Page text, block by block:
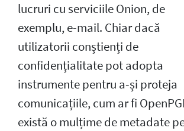
lucruri cu serviciile Onion, de
exemplu, e-mail. Chiar dacă
utilizatorii conștienți de
confidențialitate pot adopta
instrumente pentru a-și proteja
comunicațiile, cum ar fi
există o mulțime de metadate